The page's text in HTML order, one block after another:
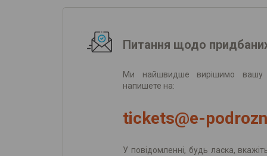
Питання щодо
Ми найшвидше вирішимо
напишете на:
tickets@e-
У повідомленні, будь ласка,